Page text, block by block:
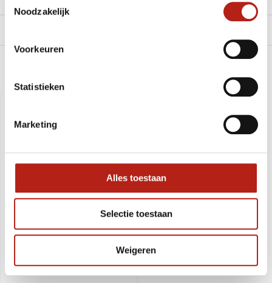
Noodzakelijk
Voorkeuren
Statistieken
Marketing
Alles toestaan
Selectie toestaan
Weigeren
dames Camo Roze Protect
en Power - 12 Oz OP=OP